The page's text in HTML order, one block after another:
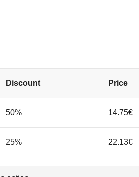
Discount Price
50% 14.75€
25% 22.13€